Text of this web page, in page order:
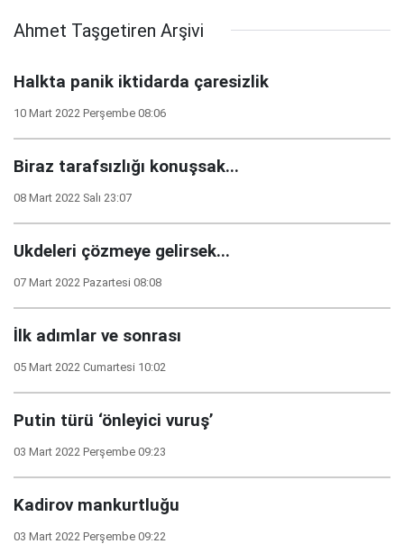
Ahmet Taşgetiren Arşivi
Halkta panik iktidarda çaresizlik
10 Mart 2022 Perşembe 08:06
Biraz tarafsızlığı konuşsak...
08 Mart 2022 Salı 23:07
Ukdeleri çözmeye gelirsek...
07 Mart 2022 Pazartesi 08:08
İlk adımlar ve sonrası
05 Mart 2022 Cumartesi 10:02
Putin türü ‘önleyici vuruş’
03 Mart 2022 Perşembe 09:23
Kadirov mankurtluğu
03 Mart 2022 Perşembe 09:22